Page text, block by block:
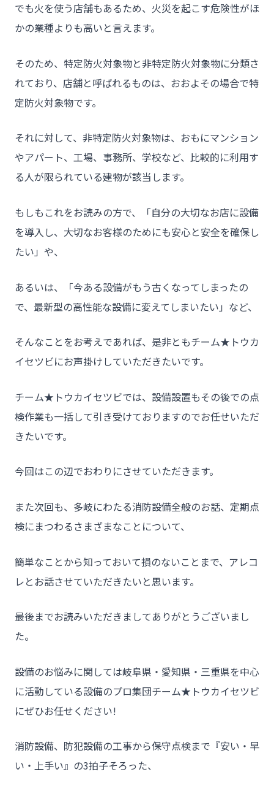
でも火を使う店舗もあるため、火災を起こす危険性がほ
かの業種よりも高いと言えます。
そのため、特定防火対象物と非特定防火対象物に分類さ
れており、店舗と呼ばれるものは、おおよその場合で特
定防火対象物です。
それに対して、非特定防火対象物は、おもにマンション
やアパート、工場、事務所、学校など、比較的に利用す
る人が限られている建物が該当します。
もしもこれをお読みの方で、「自分の大切なお店に設備
を導入し、大切なお客様のためにも安心と安全を確保し
たい」や、
あるいは、「今ある設備がもう古くなってしまったの
で、最新型の高性能な設備に変えてしまいたい」など、
そんなことをお考えであれば、是非ともチーム★トウカ
イセツビにお声掛けしていただきたいです。
チーム★トウカイセツビでは、設備設置もその後での点
検作業も一括して引き受けておりますのでお任せいただ
きたいです。
今回はこの辺でおわりにさせていただきます。
また次回も、多岐にわたる消防設備全般のお話、定期点
検にまつわるさまざまなことについて、
簡単なことから知っておいて損のないことまで、アレコ
レとお話させていただきたいと思います。
最後までお読みいただきましてありがとうございまし
た。
設備のお悩みに関しては岐阜県・愛知県・三重県を中心
に活動している設備のプロ集団チーム★トウカイセツビ
にぜひお任せください!
消防設備、防犯設備の工事から保守点検まで『安い・早
い・上手い』の3拍子そろった、